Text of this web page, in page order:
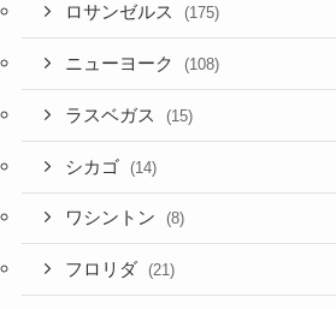
ロサンゼルス (175)
ニューヨーク (108)
ラスベガス (15)
シカゴ (14)
ワシントン (8)
フロリダ (21)